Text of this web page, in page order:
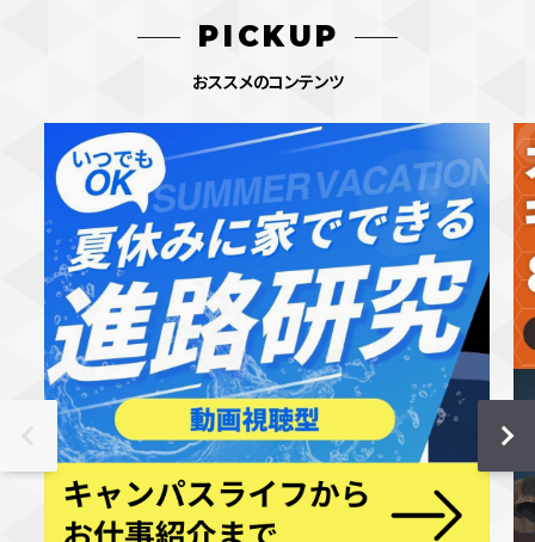
PICKUP
おススメのコンテンツ